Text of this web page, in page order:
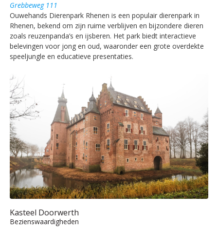
Grebbeweg 111
Ouwehands Dierenpark Rhenen is een populair dierenpark in
Rhenen, bekend om zijn ruime verblijven en bijzondere dieren
zoals reuzenpanda’s en ijsberen. Het park biedt interactieve
belevingen voor jong en oud, waaronder een grote overdekte
speeljungle en educatieve presentaties.
Kasteel Doorwerth
Bezienswaardigheden